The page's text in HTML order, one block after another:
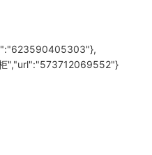
","url":"573712069552"}